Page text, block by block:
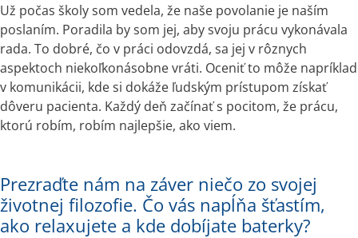
Už počas školy som vedela, že naše povolanie je naším
poslaním. Poradila by som jej, aby svoju prácu vykonávala
rada. To dobré, čo v práci odovzdá, sa jej v rôznych
aspektoch niekoľkonásobne vráti. Oceniť to môže napríklad
v komunikácii, kde si dokáže ľudským prístupom získať
dôveru pacienta. Každý deň začínať s pocitom, že prácu,
ktorú robím, robím najlepšie, ako viem.
Prezraďte nám na záver niečo zo svojej
životnej filozofie. Čo vás napĺňa šťastím,
ako relaxujete a kde dobíjate baterky?